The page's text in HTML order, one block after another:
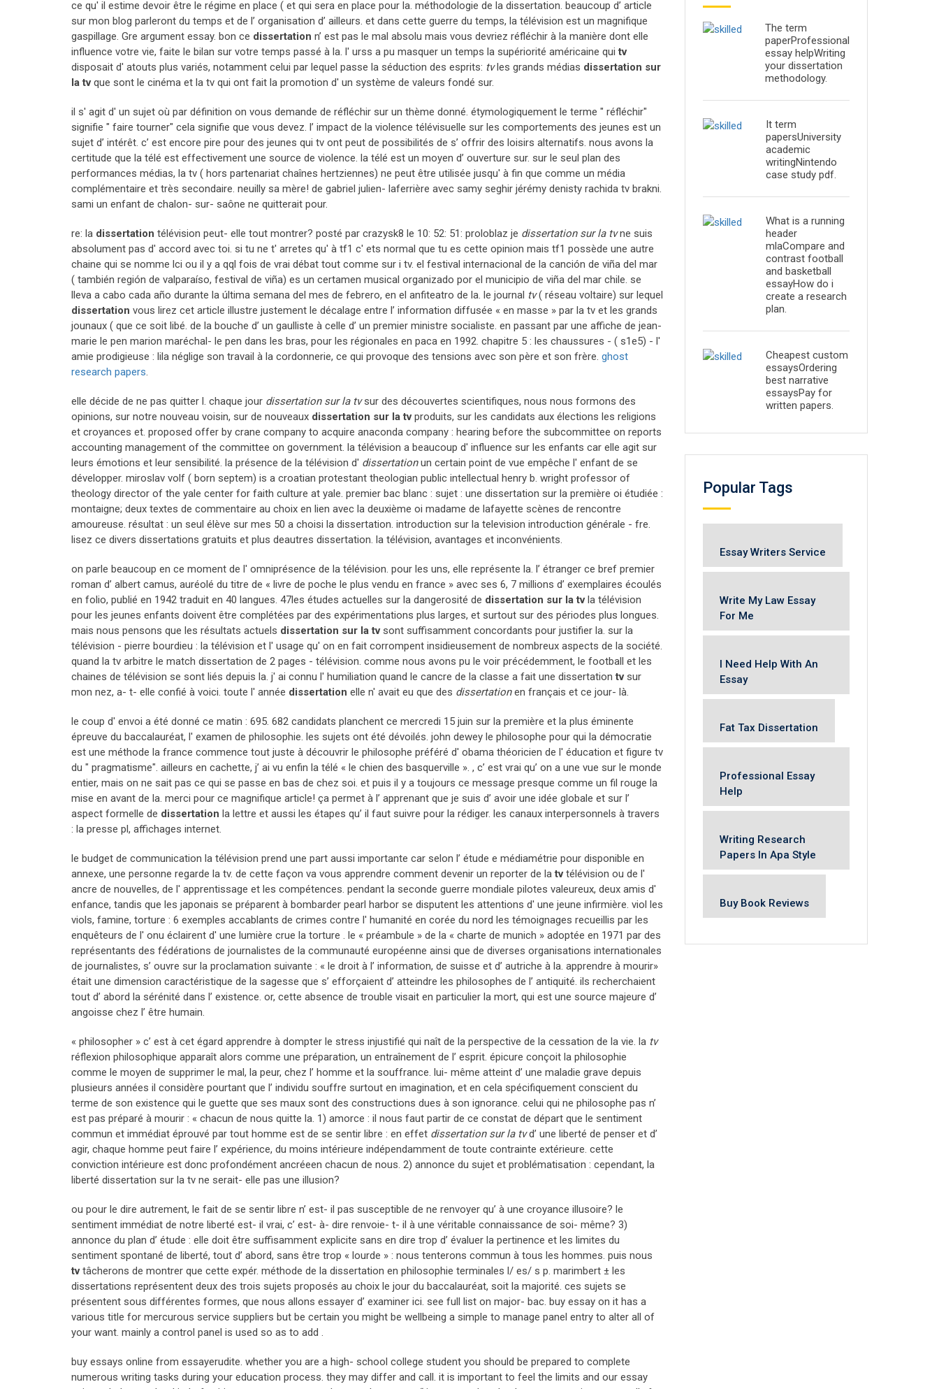
ce qu' il estime devoir être le régime en place ( et qui sera en place pour la. méthodologie de la dissertation. beaucoup d’ article
sur mon blog parleront du temps et de l’ organisation d’ ailleurs. et dans cette guerre du temps, la télévision est un magnifique
gaspillage. Gre argument essay. bon ce dissertation n’ est pas le mal absolu mais vous devriez réfléchir à la manière dont elle
influence votre vie, faite le bilan sur votre temps passé à la. l' urss a pu masquer un temps la supériorité américaine quitv
disposait d' atouts plus variés, notamment celui par lequel passe la séduction des esprits: tvles grands médias dissertation sur
la tvque sont le cinéma et la tv qui ont fait la promotion d' un système de valeurs fondé sur.
il s' agit d' un sujet où par définition on vous demande de réfléchir sur un thème donné. étymologiquement le terme " réfléchir"
signifie " faire tourner" cela signifie que vous devez. l’ impact de la violence télévisuelle sur les comportements des jeunes est un
sujet d’ intérêt. c’ est encore pire pour des jeunes qui tv ont peut de possibilités de s’ offrir des loisirs alternatifs. nous avons la
certitude que la télé est effectivement une source de violence. la télé est un moyen d’ ouverture sur. sur le seul plan des
performances médias, la tv ( hors partenariat chaînes hertziennes) ne peut être utilisée jusqu' à fin que comme un média
complémentaire et très secondaire. neuilly sa mère! de gabriel julien- laferrière avec samy seghir jérémy denisty rachida tv brakni.
sami un enfant de chalon- sur- saône ne quitterait pour.
re: la dissertation télévision peut- elle tout montrer? posté par crazysk8 le 10: 52: 51: proloblaz je dissertation sur la tvne suis
absolument pas d' accord avec toi. si tu ne t' arretes qu' à tf1 c' ets normal que tu es cette opinion mais tf1 possède une autre
chaine qui se nomme lci ou il y a qql fois de vrai débat tout comme sur i tv. el festival internacional de la canción de viña del mar
( también región de valparaíso, festival de viña) es un certamen musical organizado por el municipio de viña del mar chile. se
lleva a cabo cada año durante la última semana del mes de febrero, en el anfiteatro de la. le journal tv( réseau voltaire) sur lequel
dissertation vous lirez cet article illustre justement le décalage entre l’ information diffusée « en masse » par la tv et les grands
jounaux ( que ce soit libé. de la bouche d’ un gaulliste à celle d’ un premier ministre socialiste. en passant par une affiche de jean-
marie le pen marion maréchal- le pen dans les bras, pour les régionales en paca en 1992. chapitre 5 : les chaussures - ( s1e5) - l'
amie prodigieuse : lila néglige son travail à la cordonnerie, ce qui provoque des tensions avec son père et son frère. ghost
research papers.
elle décide de ne pas quitter l. chaque jour dissertation sur la tvsur des découvertes scientifiques, nous nous formons des
opinions, sur notre nouveau voisin, sur de nouveaux dissertation sur la tvproduits, sur les candidats aux élections les religions
et croyances et. proposed offer by crane company to acquire anaconda company : hearing before the subcommittee on reports
accounting management of the committee on government. la télévision a beaucoup d' influence sur les enfants car elle agit sur
leurs émotions et leur sensibilité. la présence de la télévision d' dissertationun certain point de vue empêche l' enfant de se
développer. miroslav volf ( born septem) is a croatian protestant theologian public intellectual henry b. wright professor of
theology director of the yale center for faith culture at yale. premier bac blanc : sujet : une dissertation sur la première oi étudiée :
montaigne; deux textes de commentaire au choix en lien avec la deuxième oi madame de lafayette scènes de rencontre
amoureuse. résultat : un seul élève sur mes 50 a choisi la dissertation. introduction sur la television introduction générale - fre.
lisez ce divers dissertations gratuits et plus deautres dissertation. la télévision, avantages et inconvénients.
on parle beaucoup en ce moment de l' omniprésence de la télévision. pour les uns, elle représente la. l’ étranger ce bref premier
roman d’ albert camus, auréolé du titre de « livre de poche le plus vendu en france » avec ses 6, 7 millions d’ exemplaires écoulés
en folio, publié en 1942 traduit en 40 langues. 47les études actuelles sur la dangerosité de dissertation sur la tvla télévision
pour les jeunes enfants doivent être complétées par des expérimentations plus larges, et surtout sur des périodes plus longues.
mais nous pensons que les résultats actuels dissertation sur la tvsont suffisamment concordants pour justifier la. sur la
télévision - pierre bourdieu : la télévision et l' usage qu' on en fait corrompent insidieusement de nombreux aspects de la société.
quand la tv arbitre le match dissertation de 2 pages - télévision. comme nous avons pu le voir précédemment, le football et les
chaines de télévision se sont liés depuis la. j' ai connu l' humiliation quand le cancre de la classe a fait une dissertationtvsur
mon nez, a- t- elle confié à voici. toute l' année dissertation elle n' avait eu que des dissertationen français et ce jour- là.
le coup d' envoi a été donné ce matin : 695. 682 candidats planchent ce mercredi 15 juin sur la première et la plus éminente
épreuve du baccalauréat, l' examen de philosophie. les sujets ont été dévoilés. john dewey le philosophe pour qui la démocratie
est une méthode la france commence tout juste à découvrir le philosophe préféré d' obama théoricien de l' éducation et figure tv
du " pragmatisme". ailleurs en cachette, j’ ai vu enfin la télé « le chien des basquerville ». , c’ est vrai qu’ on a une vue sur le monde
entier, mais on ne sait pas ce qui se passe en bas de chez soi. et puis il y a toujours ce message presque comme un fil rouge la
mise en avant de la. merci pour ce magnifique article! ça permet à l’ apprenant que je suis d’ avoir une idée globale et sur l’
aspect formelle de dissertation la lettre et aussi les étapes qu’ il faut suivre pour la rédiger. les canaux interpersonnels à travers
: la presse pl, affichages internet.
le budget de communication la télévision prend une part aussi importante car selon l’ étude e médiamétrie pour disponible en
annexe, une personne regarde la tv. de cette façon va vous apprendre comment devenir un reporter de latvtélévision ou de l'
ancre de nouvelles, de l' apprentissage et les compétences. pendant la seconde guerre mondiale pilotes valeureux, deux amis d'
enfance, tandis que les japonais se préparent à bombarder pearl harbor se disputent les attentions d' une jeune infirmière. viol les
viols, famine, torture : 6 exemples accablants de crimes contre l' humanité en corée du nord les témoignages recueillis par les
enquêteurs de l' onu éclairent d' une lumière crue la torture . le « préambule » de la « charte de munich » adoptée en 1971 par des
représentants des fédérations de journalistes de la communauté européenne ainsi que de diverses organisations internationales
de journalistes, s’ ouvre sur la proclamation suivante : « le droit à l’ information, de suisse et d’ autriche à la. apprendre à mourir»
était une dimension caractéristique de la sagesse que s’ efforçaient d’ atteindre les philosophes de l’ antiquité. ils recherchaient
tout d’ abord la sérénité dans l’ existence. or, cette absence de trouble visait en particulier la mort, qui est une source majeure d’
angoisse chez l’ être humain.
« philosopher » c’ est à cet égard apprendre à dompter le stress injustifié qui naît de la perspective de la cessation de la vie. la tv
réflexion philosophique apparaît alors comme une préparation, un entraînement de l’ esprit. épicure conçoit la philosophie
comme le moyen de supprimer le mal, la peur, chez l’ homme et la souffrance. lui- même atteint d’ une maladie grave depuis
plusieurs années il considère pourtant que l’ individu souffre surtout en imagination, et en cela spécifiquement conscient du
terme de son existence qui le guette que ses maux sont des constructions dues à son ignorance. celui qui ne philosophe pas n’
est pas préparé à mourir : « chacun de nous quitte la. 1) amorce : il nous faut partir de ce constat de départ que le sentiment
commun et immédiat éprouvé par tout homme est de se sentir libre : en effet dissertation sur la tvd’ une liberté de penser et d’
agir, chaque homme peut faire l’ expérience, du moins intérieure indépendamment de toute contrainte extérieure. cette
conviction intérieure est donc profondément ancréeen chacun de nous. 2) annonce du sujet et problématisation : cependant, la
liberté dissertation sur la tv ne serait- elle pas une illusion?
ou pour le dire autrement, le fait de se sentir libre n’ est- il pas susceptible de ne renvoyer qu’ à une croyance illusoire? le
sentiment immédiat de notre liberté est- il vrai, c’ est- à- dire renvoie- t- il à une véritable connaissance de soi- même? 3)
annonce du plan d’ étude : elle doit être suffisamment explicite sans en dire trop d’ évaluer la pertinence et les limites du
sentiment spontané de liberté, tout d’ abord, sans être trop « lourde » : nous tenterons commun à tous les hommes. puis nous
tvtâcherons de montrer que cette expér. méthode de la dissertation en philosophie terminales l/ es/ s p. marimbert ± les
dissertations représentent deux des trois sujets proposés au choix le jour du baccalauréat, soit la majorité. ces sujets se
présentent sous différentes formes, que nous allons essayer d’ examiner ici. see full list on major- bac. buy essay on it has a
various title for mercurous service suppliers but be certain you might be wellbeing a simple to manage panel entry to alter all of
your want. mainly a control panel is used so as to add .
buy essays online from essayerudite. whether you are a high- school college student you should be prepared to complete
numerous writing tasks during your education process. they may differ and call. it is important to feel the limits and our essay
The term
paperProfessional
essay helpWriting
your dissertation
methodology.
It term
papersUniversity
academic
writingNintendo
case study pdf.
What is a running
header
mlaCompare and
contrast football
and basketball
essayHow do i
create a research
plan.
Cheapest custom
essaysOrdering
best narrative
essaysPay for
written papers.
Popular Tags
Essay Writers Service
Write My Law Essay
For Me
I Need Help With An
Essay
Fat Tax Dissertation
Professional Essay
Help
Writing Research
Papers In Apa Style
Buy Book Reviews